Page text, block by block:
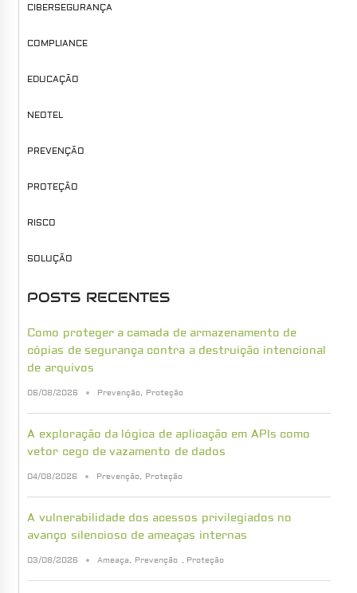
CIBERSEGURANÇA
COMPLIANCE
EDUCAÇÃO
NEOTEL
PREVENÇÃO
PROTEÇÃO
RISCO
SOLUÇÃO
POSTS RECENTES
Como proteger a camada de armazenamento de
cópias de segurança contra a destruição intencional
de arquivos
06/08/2026 Prevenção, Proteção
A exploração da lógica de aplicação em APIs como
vetor cego de vazamento de dados
04/08/2026 Prevenção, Proteção
A vulnerabilidade dos acessos privilegiados no
avanço silencioso de ameaças internas
03/08/2026 Ameaça, Prevenção , Proteção